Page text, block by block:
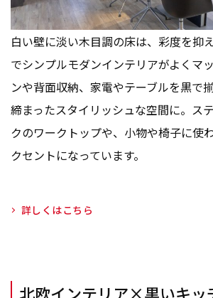
白い壁に淡い木目調の床は、彩度を抑
でシンプルモダンインテリアがよくマ
ンや背面収納、家電やテーブルを黒で
締まったスタイリッシュな空間に。ス
クのワークトップや、小物や椅子に使
クセントになっています。
詳しくはこちら
北欧インテリア×黒いキッ